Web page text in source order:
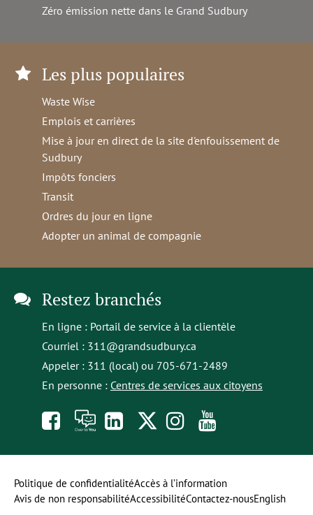
Zéro émission nette dans le Grand Sudbury
Les plus populaires
Waste Wise
Emplois et carrières
Mise à jour en direct de la site d'enfouissement de
Sudbury
Impôts fonciers
Transit
Ordres du jour en ligne
Adopter un animal de compagnie
Restez branchés
En ligne : Portail de service à la clientèle
Courriel : 311@grandsudbury.ca
Appeler : 311 (local) ou 705-671-2489
En personne : Centres de services aux citoyens
Like
us
on
À
toi
la
opens
in
a
Follow
us
on
Follow
us
on
to
our
Politique de confidentialitéAccès à l’information
Avis de non responsabilitéAccessibilitéContactez-nousEnglish